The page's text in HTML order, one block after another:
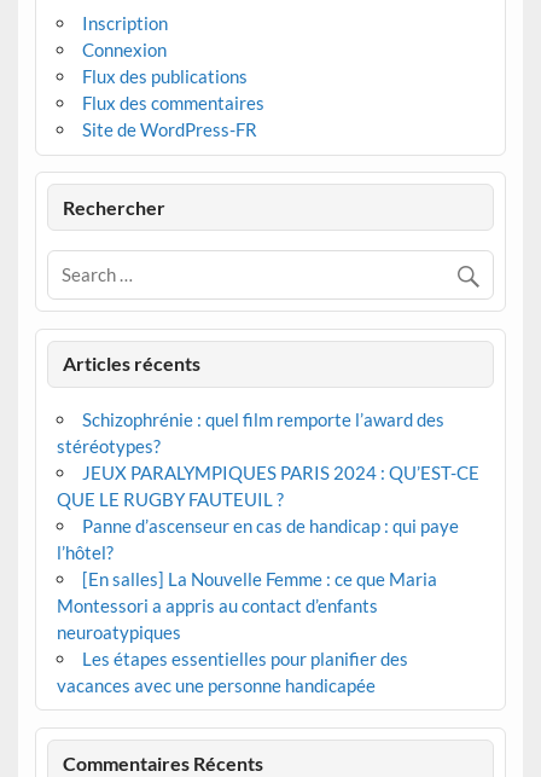
Inscription
Connexion
Flux des publications
Flux des commentaires
Site de WordPress-FR
Rechercher
Articles récents
Schizophrénie : quel film remporte l’award des
stéréotypes?
JEUX PARALYMPIQUES PARIS 2024 : QU’EST-CE
QUE LE RUGBY FAUTEUIL ?
Panne d’ascenseur en cas de handicap : qui paye
l’hôtel?
[En salles] La Nouvelle Femme : ce que Maria
Montessori a appris au contact d’enfants
neuroatypiques
Les étapes essentielles pour planifier des
vacances avec une personne handicapée
Commentaires Récents